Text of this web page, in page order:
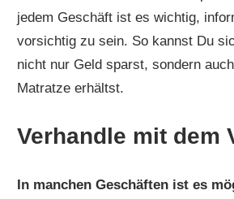
jedem Geschäft ist es wichtig,
vorsichtig zu sein. So kannst Du
nicht nur Geld sparst, sondern
Matratze erhältst.
Verhandle mit dem
In manchen Geschäften ist es